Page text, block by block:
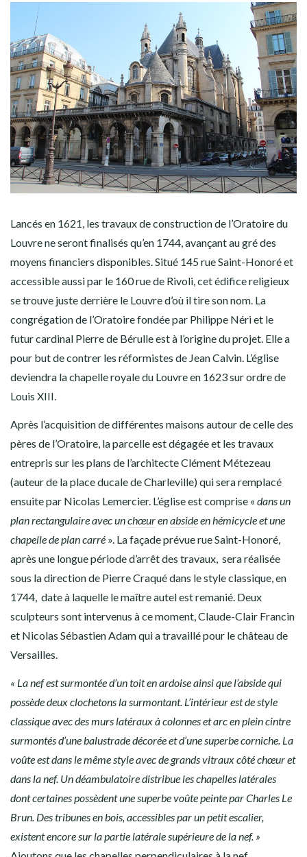
Lancés en 1621, les travaux de construction de l’Oratoire du
Louvre ne seront finalisés qu’en 1744, avançant au gré des
moyens financiers disponibles. Situé 145 rue Saint-Honoré et
accessible aussi par le 160 rue de Rivoli, cet édifice religieux
se trouve juste derrière le Louvre d’où il tire son nom. La
congrégation de l’Oratoire fondée par Philippe Néri et le
futur cardinal Pierre de Bérulle est à l’origine du projet. Elle a
pour but de contrer les réformistes de Jean Calvin. L’église
deviendra la chapelle royale du Louvre en 1623 sur ordre de
Louis XIII.
Après l’acquisition de différentes maisons autour de celle des
pères de l’Oratoire, la parcelle est dégagée et les travaux
entrepris sur les plans de l’architecte Clément Métezeau
(auteur de la place ducale de Charleville) qui sera remplacé
ensuite par Nicolas Lemercier. L’église est comprise « dans un
plan rectangulaire avec unchœurenabsideen hémicycle et une
chapelle de plan carré ». La façade prévue rue Saint-Honoré,
après une longue période d’arrêt des travaux, sera réalisée
sous la direction de Pierre Craqué dans le style classique, en
1744, date à laquelle le maître autel est remanié. Deux
sculpteurs sont intervenus à ce moment, Claude-Clair Francin
et Nicolas Sébastien Adam qui a travaillé pour le château de
Versailles.
« La nef est surmontée d’un toit en ardoise ainsi que l’abside qui
possède deux clochetons la surmontant. L’intérieur est de style
classique avec des murs latéraux à colonnes et arc en plein cintre
surmontés d’une balustrade décorée et d’une superbe corniche. La
voûte est dans le même style avec de grands vitraux côté chœur et
dans la nef. Un déambulatoire distribue les chapelles latérales
dont certaines possèdent une superbe voûte peinte par Charles Le
Brun. Des tribunes en bois, accessibles par un petit escalier,
existent encore sur la partie latérale supérieure de la nef. »